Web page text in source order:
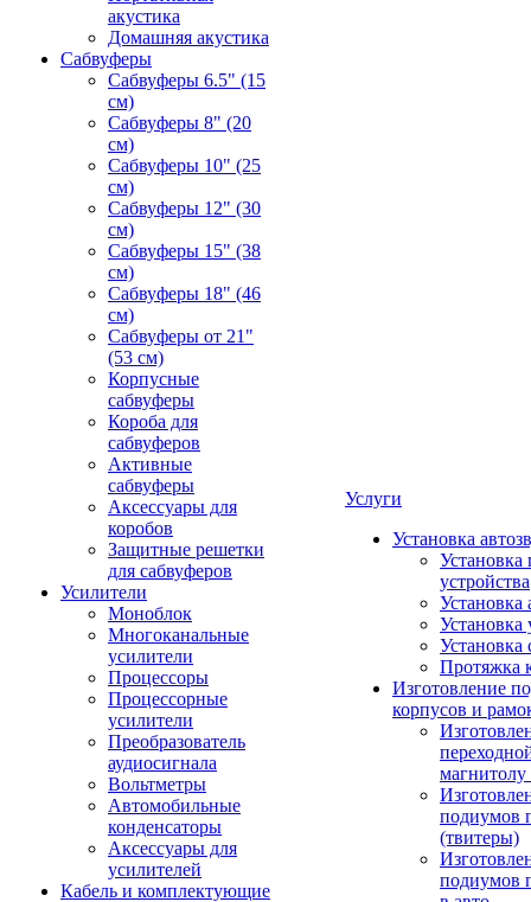
акустика
Домашняя акустика
Сабвуферы
Сабвуферы 6.5" (15
см)
Сабвуферы 8" (20
см)
Сабвуферы 10" (25
см)
Сабвуферы 12" (30
см)
Сабвуферы 15" (38
см)
Сабвуферы 18" (46
см)
Сабвуферы от 21"
(53 см)
Корпусные
сабвуферы
Короба для
сабвуферов
Активные
сабвуферы
Аксессуары для
коробов
Защитные решетки
для сабвуферов
Усилители
Моноблок
Многоканальные
усилители
Процессоры
Процессорные
усилители
Преобразователь
аудиосигнала
Вольтметры
Автомобильные
конденсаторы
Аксессуары для
усилителей
Кабель и комплектующие
Услуги
Установка
Установка
устройства
Установка
Установка
Установка
Протяжка
Изготовление
корпусов и
подиумов
(твитеры)
подиумов